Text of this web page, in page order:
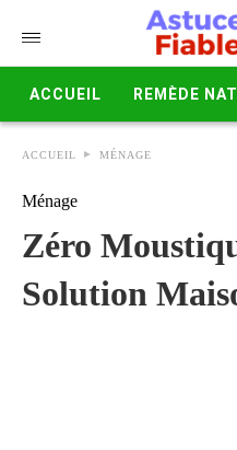
ACCUEIL REMÈDE
ACCUEIL MÉNAGE
Ménage
Zéro
Solution